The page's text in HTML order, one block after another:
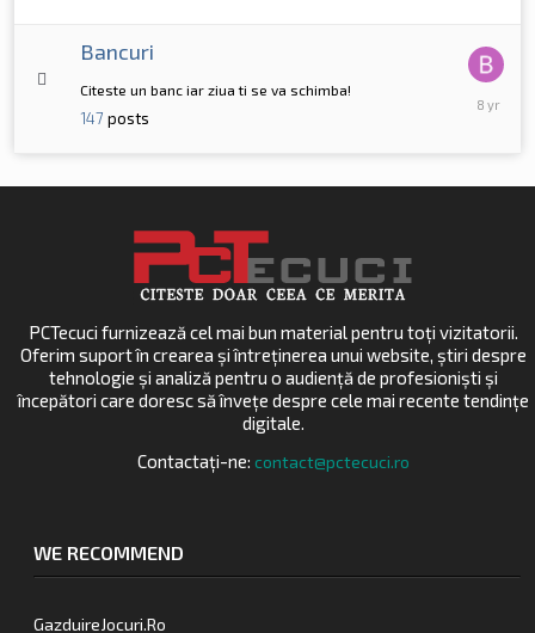
Bancuri
Citeste un banc iar ziua ti se va schimba!
147 posts
30,
PCTecuci furnizează cel mai bun material pentru toți vizitatorii.
Oferim suport în crearea și întreținerea unui website, știri despre
tehnologie și analiză pentru o audiență de profesioniști și
începători care doresc să învețe despre cele mai recente tendințe
digitale.
Contactați-ne: contact@pctecuci.ro
WE RECOMMEND
GazduireJocuri.Ro